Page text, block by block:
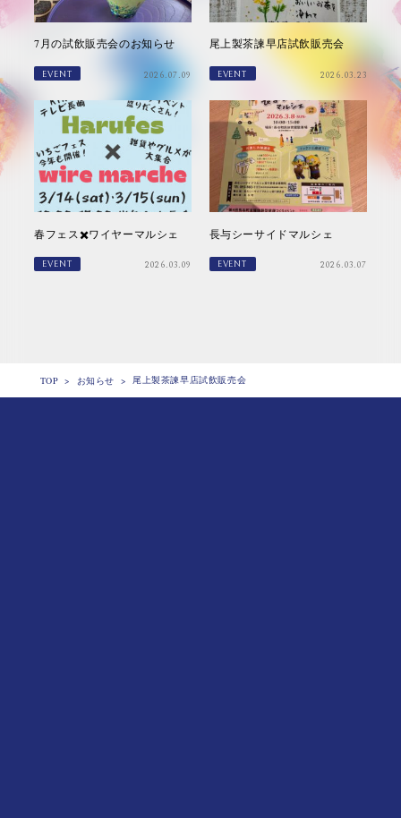
7月の試飲販売会のお知らせ
EVENT 2026.07.09
尾上製茶諫早店試飲販売会
EVENT 2026.03.23
春フェス✖️ワイヤーマルシェ
EVENT 2026.03.09
長与シーサイドマルシェ
EVENT 2026.03.07
TOP > お知らせ > 尾上製茶諫早店試飲販売会